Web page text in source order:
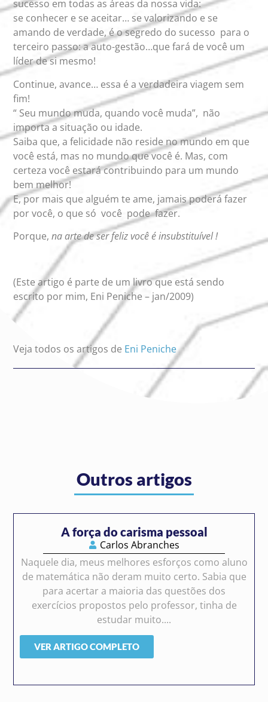
sucesso em todas as áreas da nossa vida:
se conhecer e se aceitar… se valorizando e se
amando de verdade, é o segredo do sucesso para o
terceiro passo: a auto-gestão…que fará de você um
líder de si mesmo!
Continue, avance… essa é a verdadeira viagem sem
fim!
“ Seu mundo muda, quando você muda”, não
importa a situação ou idade.
Saiba que, a felicidade não reside no mundo em que
você está, mas no mundo que você é. Mas, com
certeza você estará contribuindo para um mundo
bem melhor!
E, por mais que alguém te ame, jamais poderá fazer
por você, o que só você pode fazer.
Porque,na arte de ser feliz você é insubstituível !
(Este artigo é parte de um livro que está sendo
escrito por mim, Eni Peniche – jan/2009)
Veja todos os artigos de Eni Peniche
Outros artigos
A força do carisma pessoal
Carlos Abranches
Naquele dia, meus melhores esforços como aluno
de matemática não deram muito certo. Sabia que
para acertar a maioria das questões dos
exercícios propostos pelo professor, tinha de
estudar muito....
VER ARTIGO COMPLETO